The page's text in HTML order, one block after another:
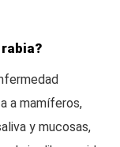
a mamíferos,
y mucosas,